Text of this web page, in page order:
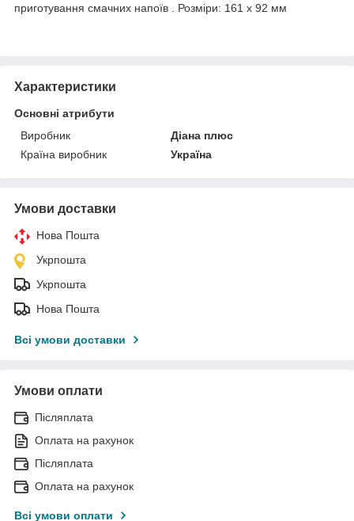
приготування смачних напоїв . Розміри: 161 х 92 мм
Характеристики
Основні атрибути
Виробник
Діана плюс
Країна виробник
Україна
Умови доставки
Нова Пошта
Укрпошта
Укрпошта
Нова Пошта
Всі умови доставки
Умови оплати
Післяплата
Оплата на рахунок
Післяплата
Оплата на рахунок
Всі умови оплати